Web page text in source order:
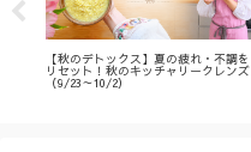
【秋のデトックス】夏の疲れ・不調を
リセット！秋のキッチャリークレンズ
（9/23～10/2）